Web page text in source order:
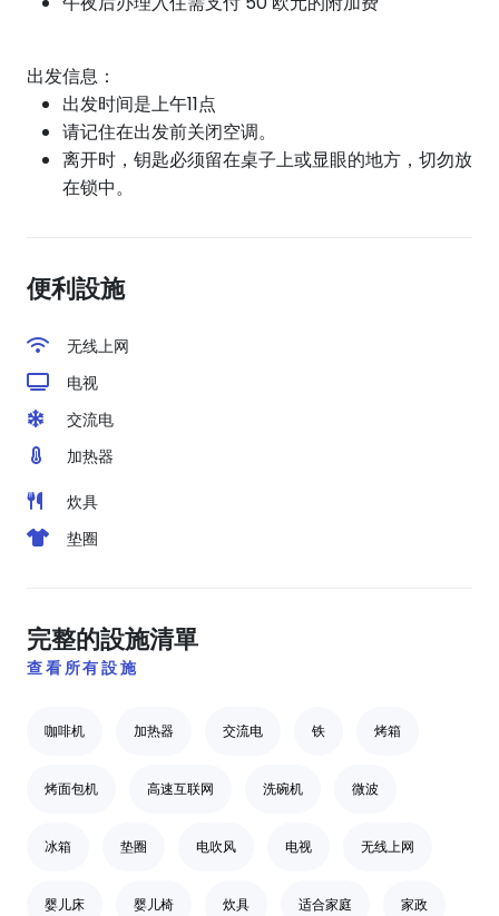
出发信息：
出发时间是上午11点
请记住在出发前关闭空调。
离开时，钥匙必须留在桌子上或显眼的地方，切勿放
在锁中。
便利設施
无线上网
电视
交流电
加热器
炊具
垫圈
完整的設施清單
查看所有設施
咖啡机 加热器 交流电 铁 烤箱
烤面包机 高速互联网 洗碗机 微波
冰箱 垫圈 电吹风 电视 无线上网
婴儿床 婴儿椅 炊具 适合家庭 家政